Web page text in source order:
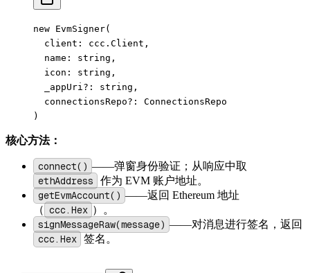
new EvmSigner(
  client: ccc.Client,
  name: string,
  icon: string,
  _appUri
?:
string,
  connectionsRepo
?:
ConnectionsRepo
)
核心方法：
connect() ——弹窗身份验证；从响应中取
ethAddress 作为 EVM 账户地址。
getEvmAccount() ——返回 Ethereum 地址
（ ccc.Hex ）。
signMessageRaw(message) ——对消息进行签名，返回
ccc.Hex 签名。